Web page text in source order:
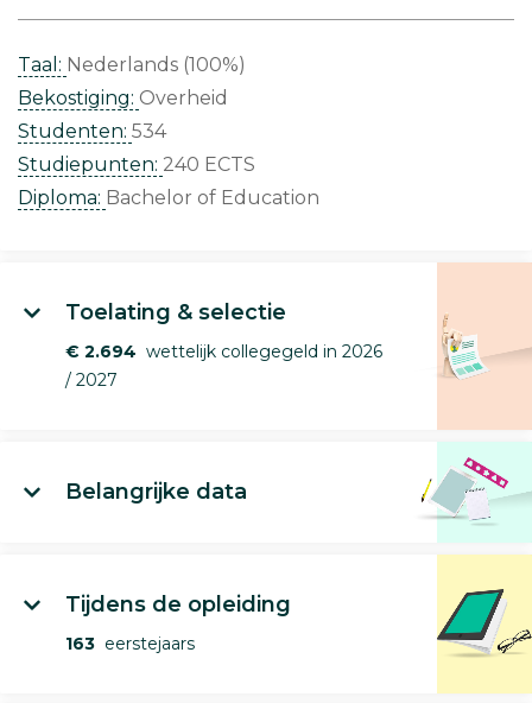
Taal: Nederlands (100%)
Bekostiging: Overheid
Studenten: 534
Studiepunten: 240 ECTS
Diploma: Bachelor of Education
Toelating & selectie
€ 2.694 wettelijk collegegeld in 2026
/ 2027
Belangrijke data
Tijdens de opleiding
163 eerstejaars